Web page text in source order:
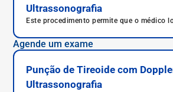
Ultrassonografia
Este procedimento permite que o médico
retirada completa.
Agende um exame
Punção de Tireoide com
Ultrassonografia